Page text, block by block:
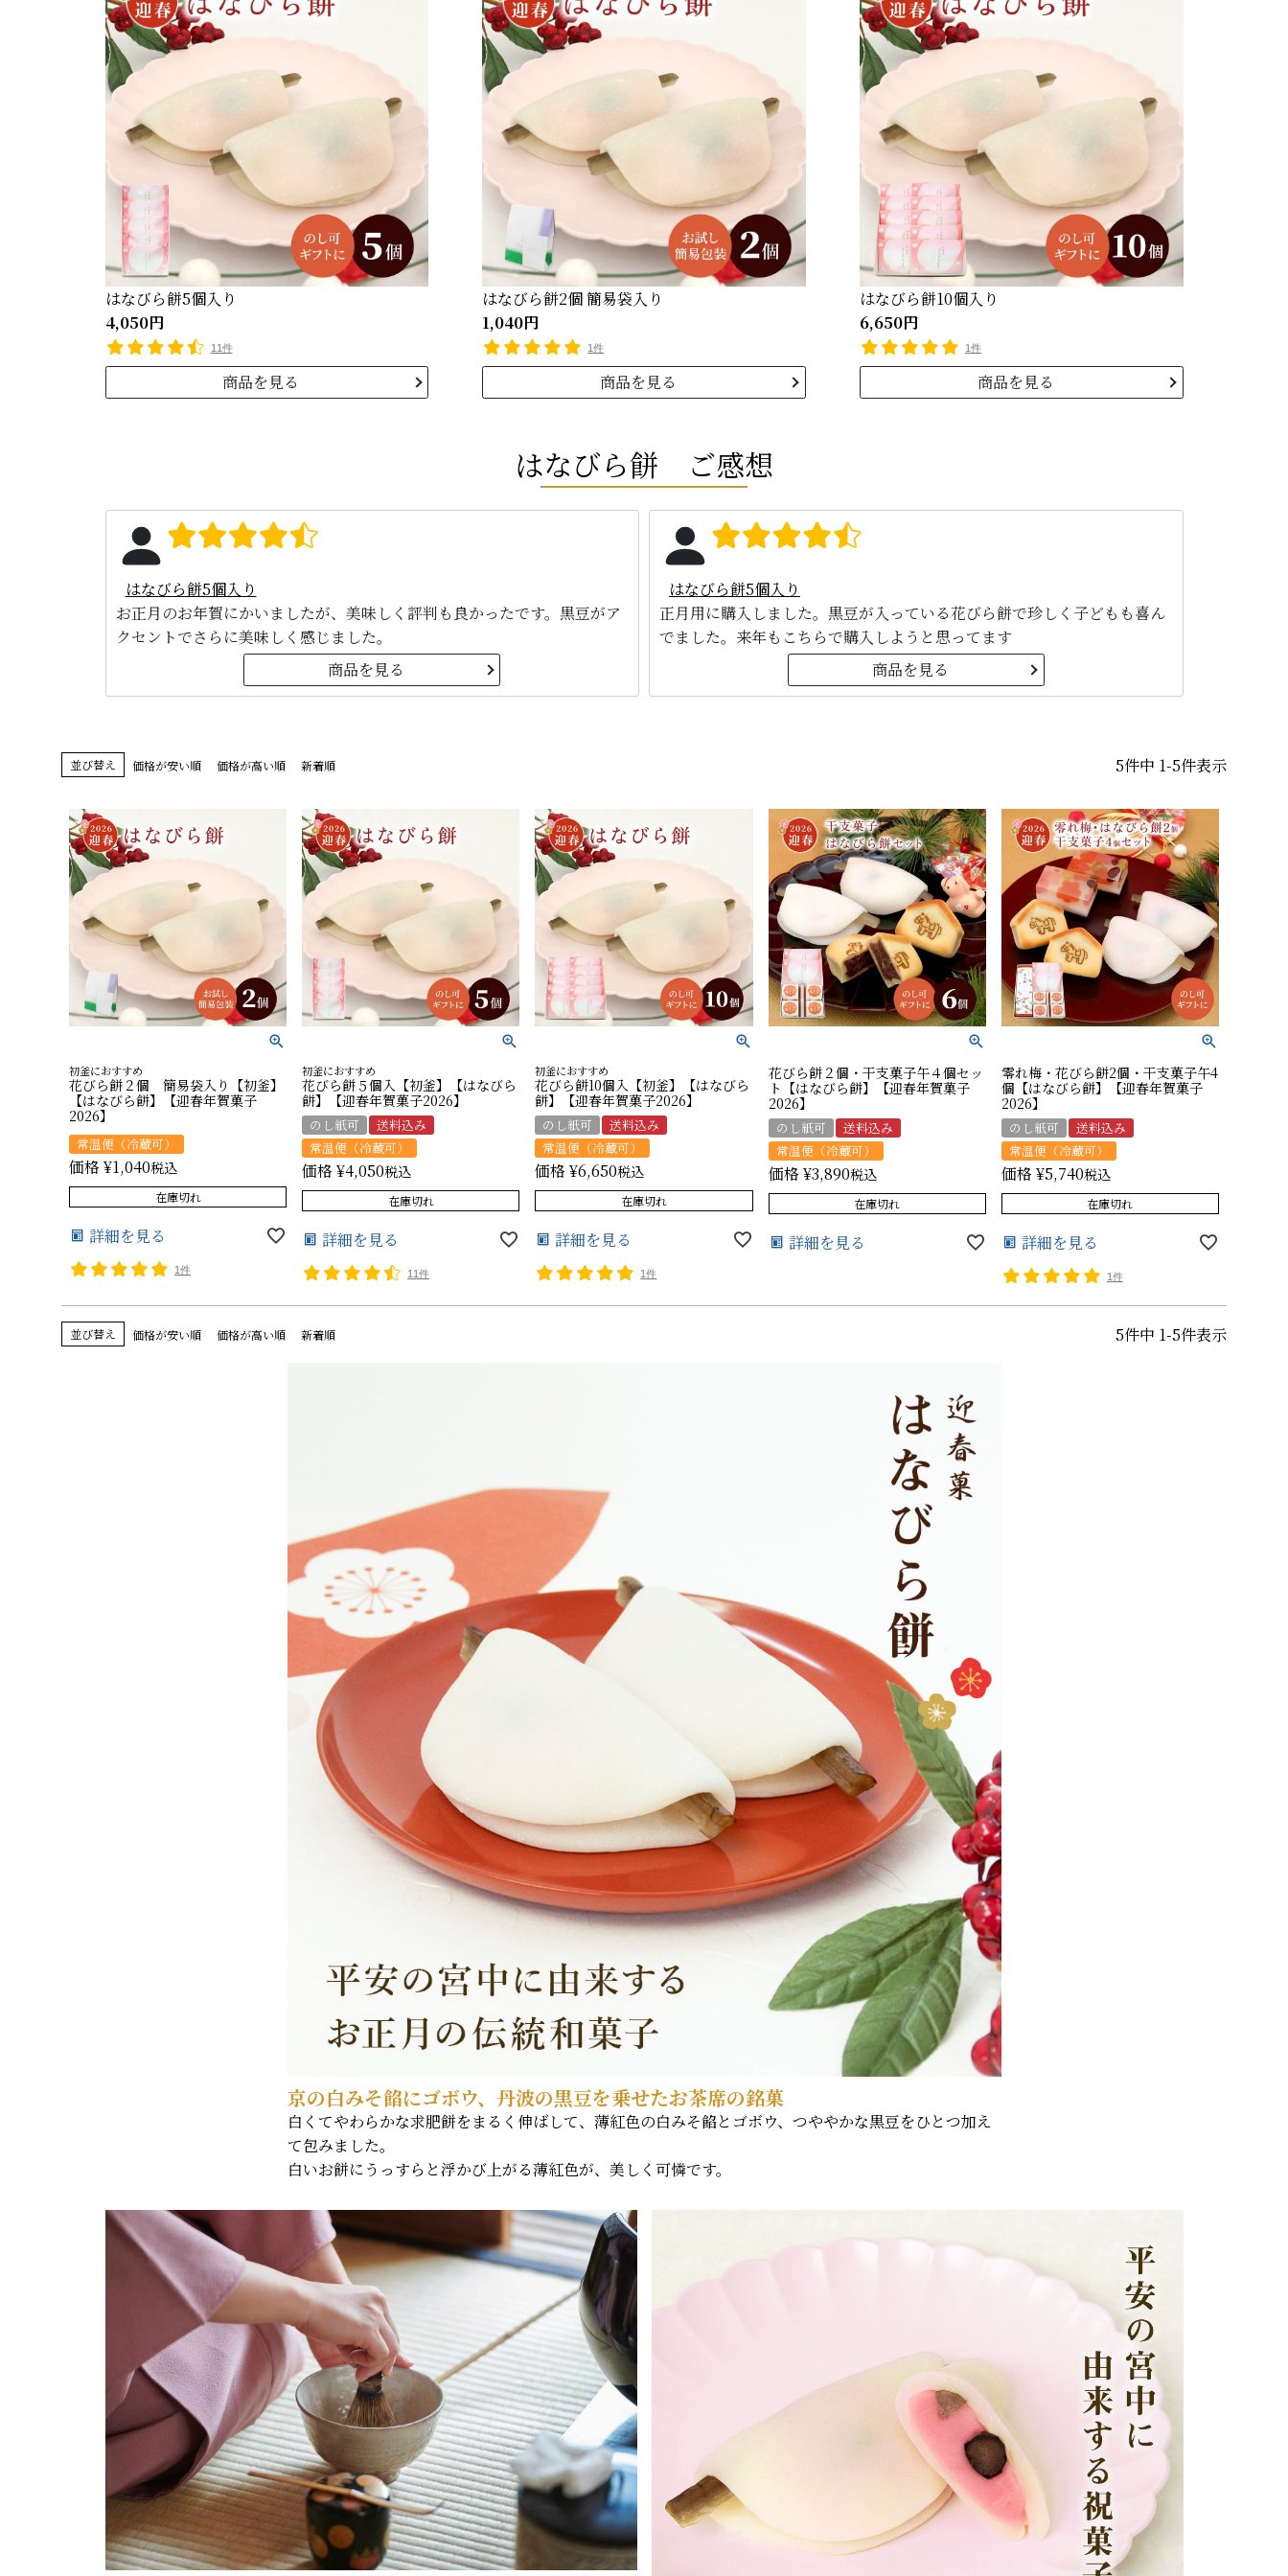
はなびら餅5個入り
4,050円
11件
商品を見る
はなびら餅2個 簡易袋入り
1,040円
1件
商品を見る
はなびら餅10個入り
6,650円
1件
商品を見る
はなびら餅 ご感想
はなびら餅5個入り
お正月のお年賀にかいましたが、美味しく評判も良かったです。黒豆がア
クセントでさらに美味しく感じました。
商品を見る
はなびら餅5個入り
正月用に購入しました。黒豆が入っている花びら餅で珍しく子どもも喜ん
でました。来年もこちらで購入しようと思ってます
商品を見る
並び替え 価格が安い順 価格が高い順 新着順 5件中 1-5件表示
初釜におすすめ
花びら餅２個 簡易袋入り【初釜】
【はなびら餅】【迎春年賀菓子
2026】
常温便（冷蔵可）
価格 ¥1,040税込
在庫切れ
詳細を見る
1件
初釜におすすめ
花びら餅５個入【初釜】【はなびら
餅】【迎春年賀菓子2026】
のし紙可
送料込み
常温便（冷蔵可）
価格 ¥4,050税込
在庫切れ
詳細を見る
11件
初釜におすすめ
花びら餅10個入【初釜】【はなびら
餅】【迎春年賀菓子2026】
のし紙可
送料込み
常温便（冷蔵可）
価格 ¥6,650税込
在庫切れ
詳細を見る
1件
花びら餅２個・干支菓子午４個セッ
ト【はなびら餅】【迎春年賀菓子
2026】
のし紙可
送料込み
常温便（冷蔵可）
価格 ¥3,890税込
在庫切れ
詳細を見る
零れ梅・花びら餅2個・干支菓子午4
個【はなびら餅】【迎春年賀菓子
2026】
のし紙可
送料込み
常温便（冷蔵可）
価格 ¥5,740税込
在庫切れ
詳細を見る
1件
並び替え 価格が安い順 価格が高い順 新着順 5件中 1-5件表示
京の白みそ餡にゴボウ、丹波の黒豆を乗せたお茶席の銘菓
白くてやわらかな求肥餅をまるく伸ばして、薄紅色の白みそ餡とゴボウ、つややかな黒豆をひとつ加え
て包みました。
白いお餅にうっすらと浮かび上がる薄紅色が、美しく可憐です。